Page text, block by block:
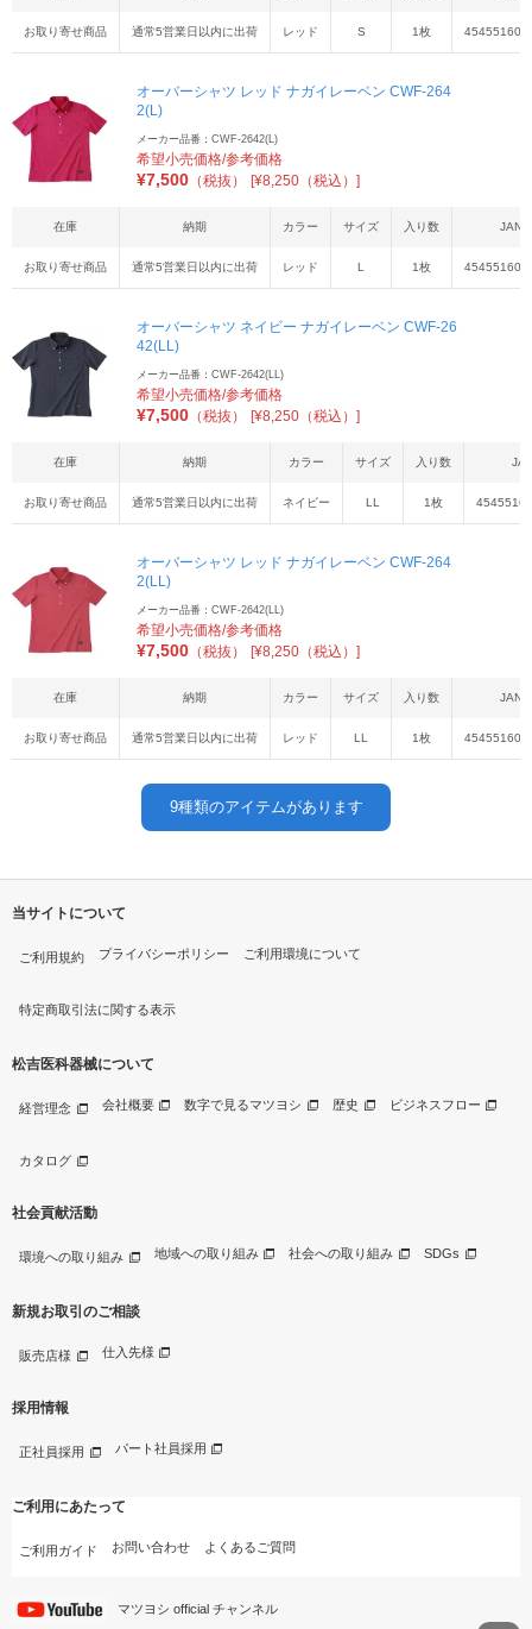
お取り寄せ商品 通常5営業日以内に出荷 レッド S 1枚
オーバーシャツ レッド ナガイレーベン CWF-264
2(L)
メーカー品番：CWF-2642(L)
希望小売価格/参考価格
¥7,500 （税抜） [¥8,250（税込）]
在庫 納期 カラー サイズ 入り数 JAN
お取り寄せ商品 通常5営業日以内に出荷 レッド L 1枚
オーバーシャツ ネイビー ナガイレーベン CWF-26
42(LL)
メーカー品番：CWF-2642(LL)
希望小売価格/参考価格
¥7,500 （税抜） [¥8,250（税込）]
在庫 納期 カラー サイズ 入り数
お取り寄せ商品 通常5営業日以内に出荷 ネイビー LL 1枚
オーバーシャツ レッド ナガイレーベン CWF-264
2(LL)
メーカー品番：CWF-2642(LL)
希望小売価格/参考価格
¥7,500 （税抜） [¥8,250（税込）]
在庫 納期 カラー サイズ 入り数 JAN
お取り寄せ商品 通常5営業日以内に出荷 レッド LL 1枚
9種類のアイテムがあります
当サイトについて
ご利用規約 プライバシーポリシー ご利用環境について
特定商取引法に関する表示
松吉医科器械について
経営理念 会社概要 数字で見るマツヨシ 歴史 ビジネスフロー
カタログ
社会貢献活動
環境への取り組み 地域への取り組み 社会への取り組み SDGs
新規お取引のご相談
販売店様 仕入先様
採用情報
正社員採用 パート社員採用
ご利用にあたって
ご利用ガイド お問い合わせ よくあるご質問
マツヨシ official チャンネル